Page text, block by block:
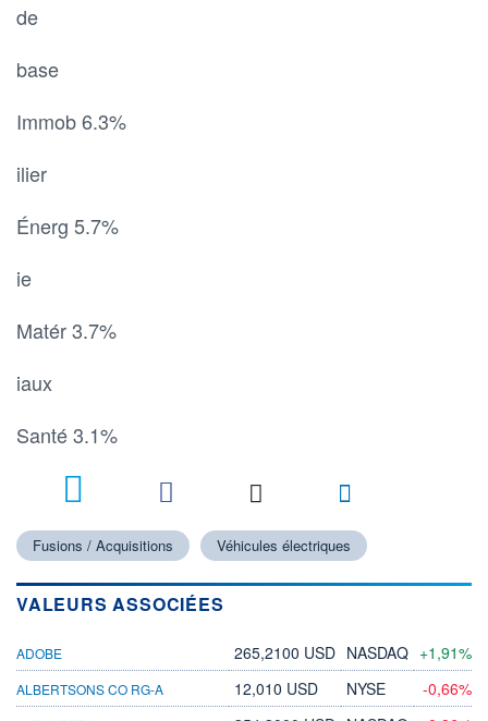
de
base
Immob 6.3%
ilier
Énerg 5.7%
ie
Matér 3.7%
iaux
Santé 3.1%
Fusions / Acquisitions Véhicules électriques
VALEURS ASSOCIÉES
ADOBE 265,2100 USD NASDAQ +1,91%
ALBERTSONS CO RG-A 12,010 USD NYSE -0,66%